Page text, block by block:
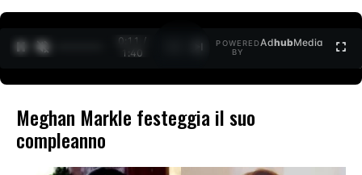
0:12 /
1:40
POWERED
BY
AdhubMedia
Meghan Markle festeggia il suo
compleanno